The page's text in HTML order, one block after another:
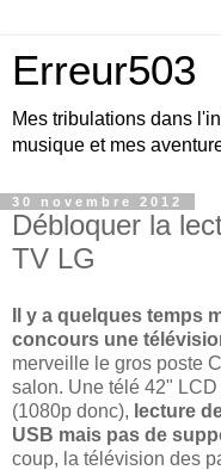
Erreur503
Mes tribulations dans
musique et mes
30 novembre 2012
Débloquer la
TV LG
Il y a quelques temps
concours une
merveille le gros poste
salon. Une télé 42"
(1080p donc), lecture
USB mais pas de
coup, la télévision des